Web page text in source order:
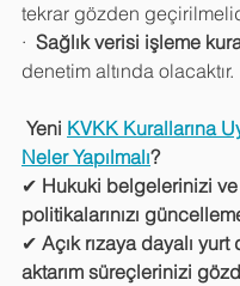
tekrar gözden
· Sağlık verisi işleme
denetim altında olacaktır.
Yeni KVKK Kurallarına
Neler Yapılmalı?
✔ Hukuki belgelerinizi
politikalarınızı
✔ Açık rızaya dayalı yurt
aktarım süreçlerinizi